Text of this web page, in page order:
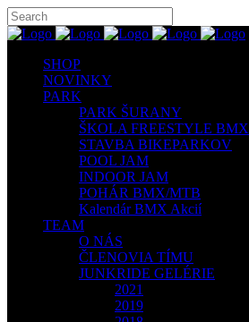
SHOP
NOVINKY
PARK
PARK ŠURANY
ŠKOLA FREESTYLE BMX
STAVBA BIKEPARKOV
POOL JAM
INDOOR JAM
POHÁR BMX/MTB
Kalendár BMX Akcií
TEAM
O NÁS
ČLENOVIA TÍMU
JUNKRIDE GELÉRIE
2021
2019